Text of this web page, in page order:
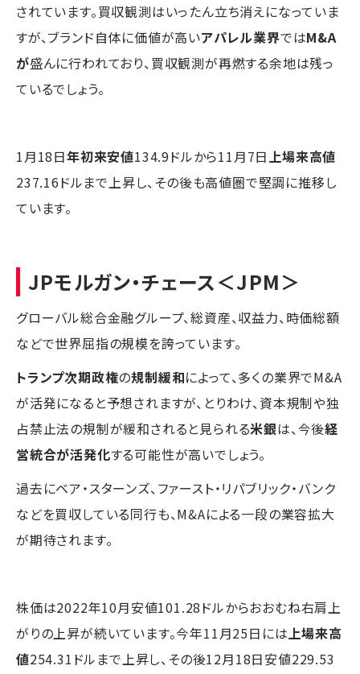
されています。買収観測はいったん立ち消えになっていま
すが、ブランド自体に価値が高いアパレル業界ではM&A
が盛んに行われており、買収観測が再燃する余地は残っ
ているでしょう。
1月18日年初来安値134.9ドルから11月7日上場来高値
237.16ドルまで上昇し、その後も高値圏で堅調に推移し
ています。
JPモルガン・チェース＜JPM＞
グローバル総合金融グループ、総資産、収益力、時価総額
などで世界屈指の規模を誇っています。
トランプ次期政権の規制緩和によって、多くの業界でM&A
が活発になると予想されますが、とりわけ、資本規制や独
占禁止法の規制が緩和されると見られる米銀は、今後経
営統合が活発化する可能性が高いでしょう。
過去にベア・スターンズ、ファースト・リパブリック・バンク
などを買収している同行も、M&Aによる一段の業容拡大
が期待されます。
株価は2022年10月安値101.28ドルからおおむね右肩上
がりの上昇が続いています。今年11月25日には上場来高
値254.31ドルまで上昇し、その後12月18日安値229.53